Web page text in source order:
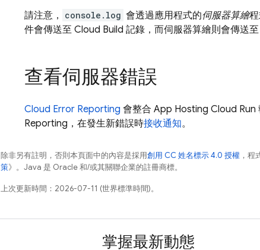
請注意，
console.log 會透過應用程式的伺服器算繪
件會傳送至 Cloud Build 記錄，而伺服器算繪則會傳送至
查看伺服器錯誤
Cloud Error Reporting 會整合 App Hosting Cloud Run
Reporting，在發生新錯誤時接收通知。
除非另有註明，否則本頁面中的內容是採用創用 CC 姓名標示 4.0 授權 ，程
策》。Java 是 Oracle 和/或其關聯企業的註冊商標。
上次更新時間：2026-07-11 (世界標準時間)。
掌握最新動態